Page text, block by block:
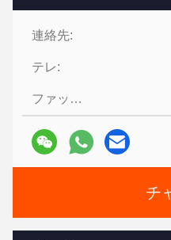
連絡先:
テレ:
ファックス:
チ